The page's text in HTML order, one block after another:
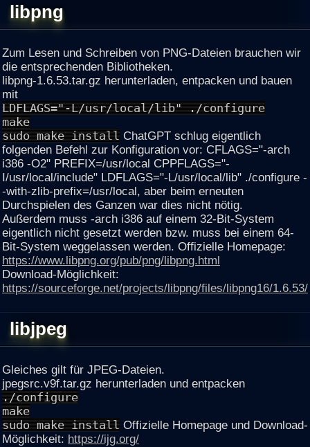
libpng
Zum Lesen und Schreiben von PNG-Dateien brauchen wir
die entsprechenden Bibliotheken.
libpng-1.6.53.tar.gz herunterladen, entpacken und bauen
mit
LDFLAGS="-L/usr/local/lib" ./configure
make
sudo make install ChatGPT schlug eigentlich
folgenden Befehl zur Konfiguration vor: CFLAGS="-arch
i386 -O2" PREFIX=/usr/local CPPFLAGS="-
I/usr/local/include" LDFLAGS="-L/usr/local/lib" ./configure -
-with-zlib-prefix=/usr/local, aber beim erneuten
Durchspielen des Ganzen war dies nicht nötig.
Außerdem muss -arch i386 auf einem 32-Bit-System
eigentlich nicht gesetzt werden bzw. muss bei einem 64-
Bit-System weggelassen werden. Offizielle Homepage:
https://www.libpng.org/pub/png/libpng.html
Download-Möglichkeit:
https://sourceforge.net/projects/libpng/files/libpng16/1.6.53/
libjpeg
Gleiches gilt für JPEG-Dateien.
jpegsrc.v9f.tar.gz herunterladen und entpacken
./configure
make
sudo make install Offizielle Homepage und Download-
Möglichkeit: https://ijg.org/